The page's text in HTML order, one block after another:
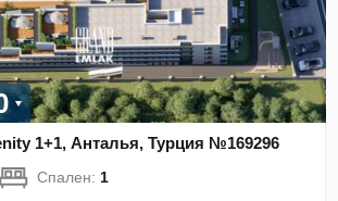
1+1, Анталья, Турция №169296
Спален: 1